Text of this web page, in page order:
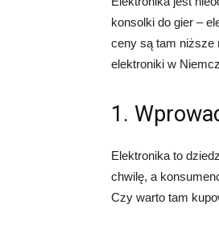
konsolki do gier –
ceny są tam niższe
elektroniki w
1.
Elektronika to
chwilę, a
Czy warto tam